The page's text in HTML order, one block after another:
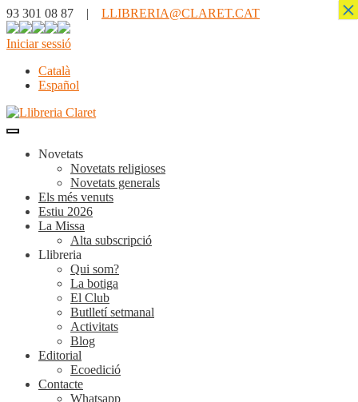
93 301 08 87 | LLIBRERIA@CLARET.CAT
Iniciar sessió
Català
Español
Novetats
Novetats religioses
Novetats generals
Els més venuts
Estiu 2026
La Missa
Alta subscripció
Llibreria
Qui som?
La botiga
El Club
Butlletí setmanal
Activitats
Blog
Editorial
Ecoedició
Contacte
Whatsapp
×